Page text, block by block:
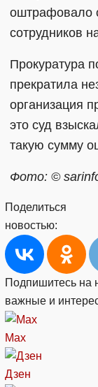
оштрафовало
сотрудников
Прокуратура
прекратила
организация
это суд
такую сумму
Фото: ©
Поделиться
новостью:
Подпишитесь на
важные и
Max
Дзен